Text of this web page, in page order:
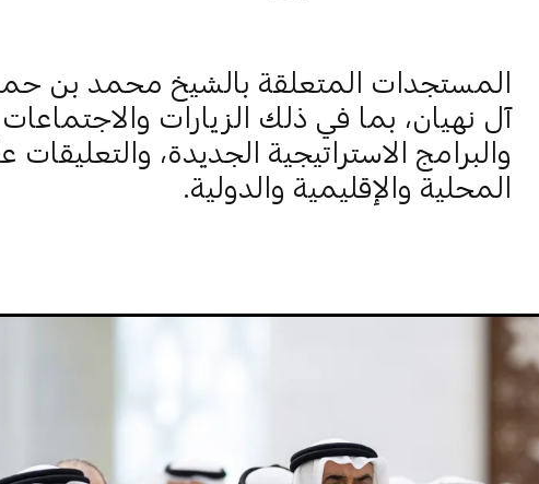
المستجدات المتعلقة بالشيخ محمد بن
آل نهيان، بما في ذلك الزيارات
والبرامج الاستراتيجية الجديدة، والتعليقات
المحلية والإقليمية والدولية.